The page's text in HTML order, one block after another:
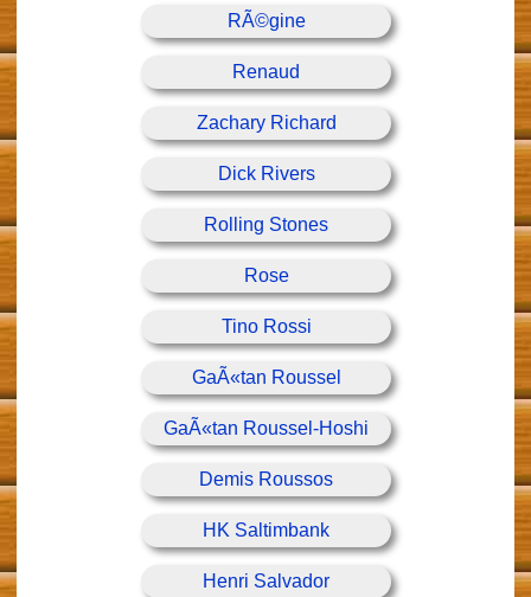
RÃ©gine
Renaud
Zachary Richard
Dick Rivers
Rolling Stones
Rose
Tino Rossi
GaÃ«tan Roussel
GaÃ«tan Roussel-Hoshi
Demis Roussos
HK Saltimbank
Henri Salvador